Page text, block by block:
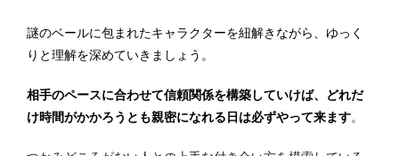
謎のベールに包まれたキャラクターを紐解きながら、ゆっく
りと理解を深めていきましょう。
相手のペースに合わせて信頼関係を構築していけば、どれだ
け時間がかかろうとも親密になれる日は必ずやって来ます。